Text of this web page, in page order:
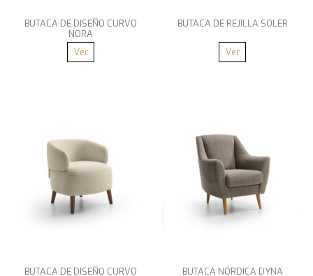
BUTACA DE DISEÑO CURVO
NORA
Ver
BUTACA DE REJILLA SOLER
Ver
BUTACA DE DISEÑO CURVO
BUTACA NÓRDICA DYNA